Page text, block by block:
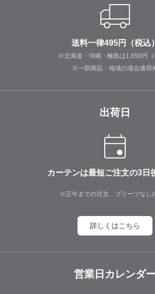
送料一律495円（税込）
※北海道・沖縄・離島は1,650円（
※一部商品・地域の場合適用
出荷日
カーテンは最短ご注文の3日
※正午までの注文、プリーツなし
詳しくはこちら
営業日カレンダー